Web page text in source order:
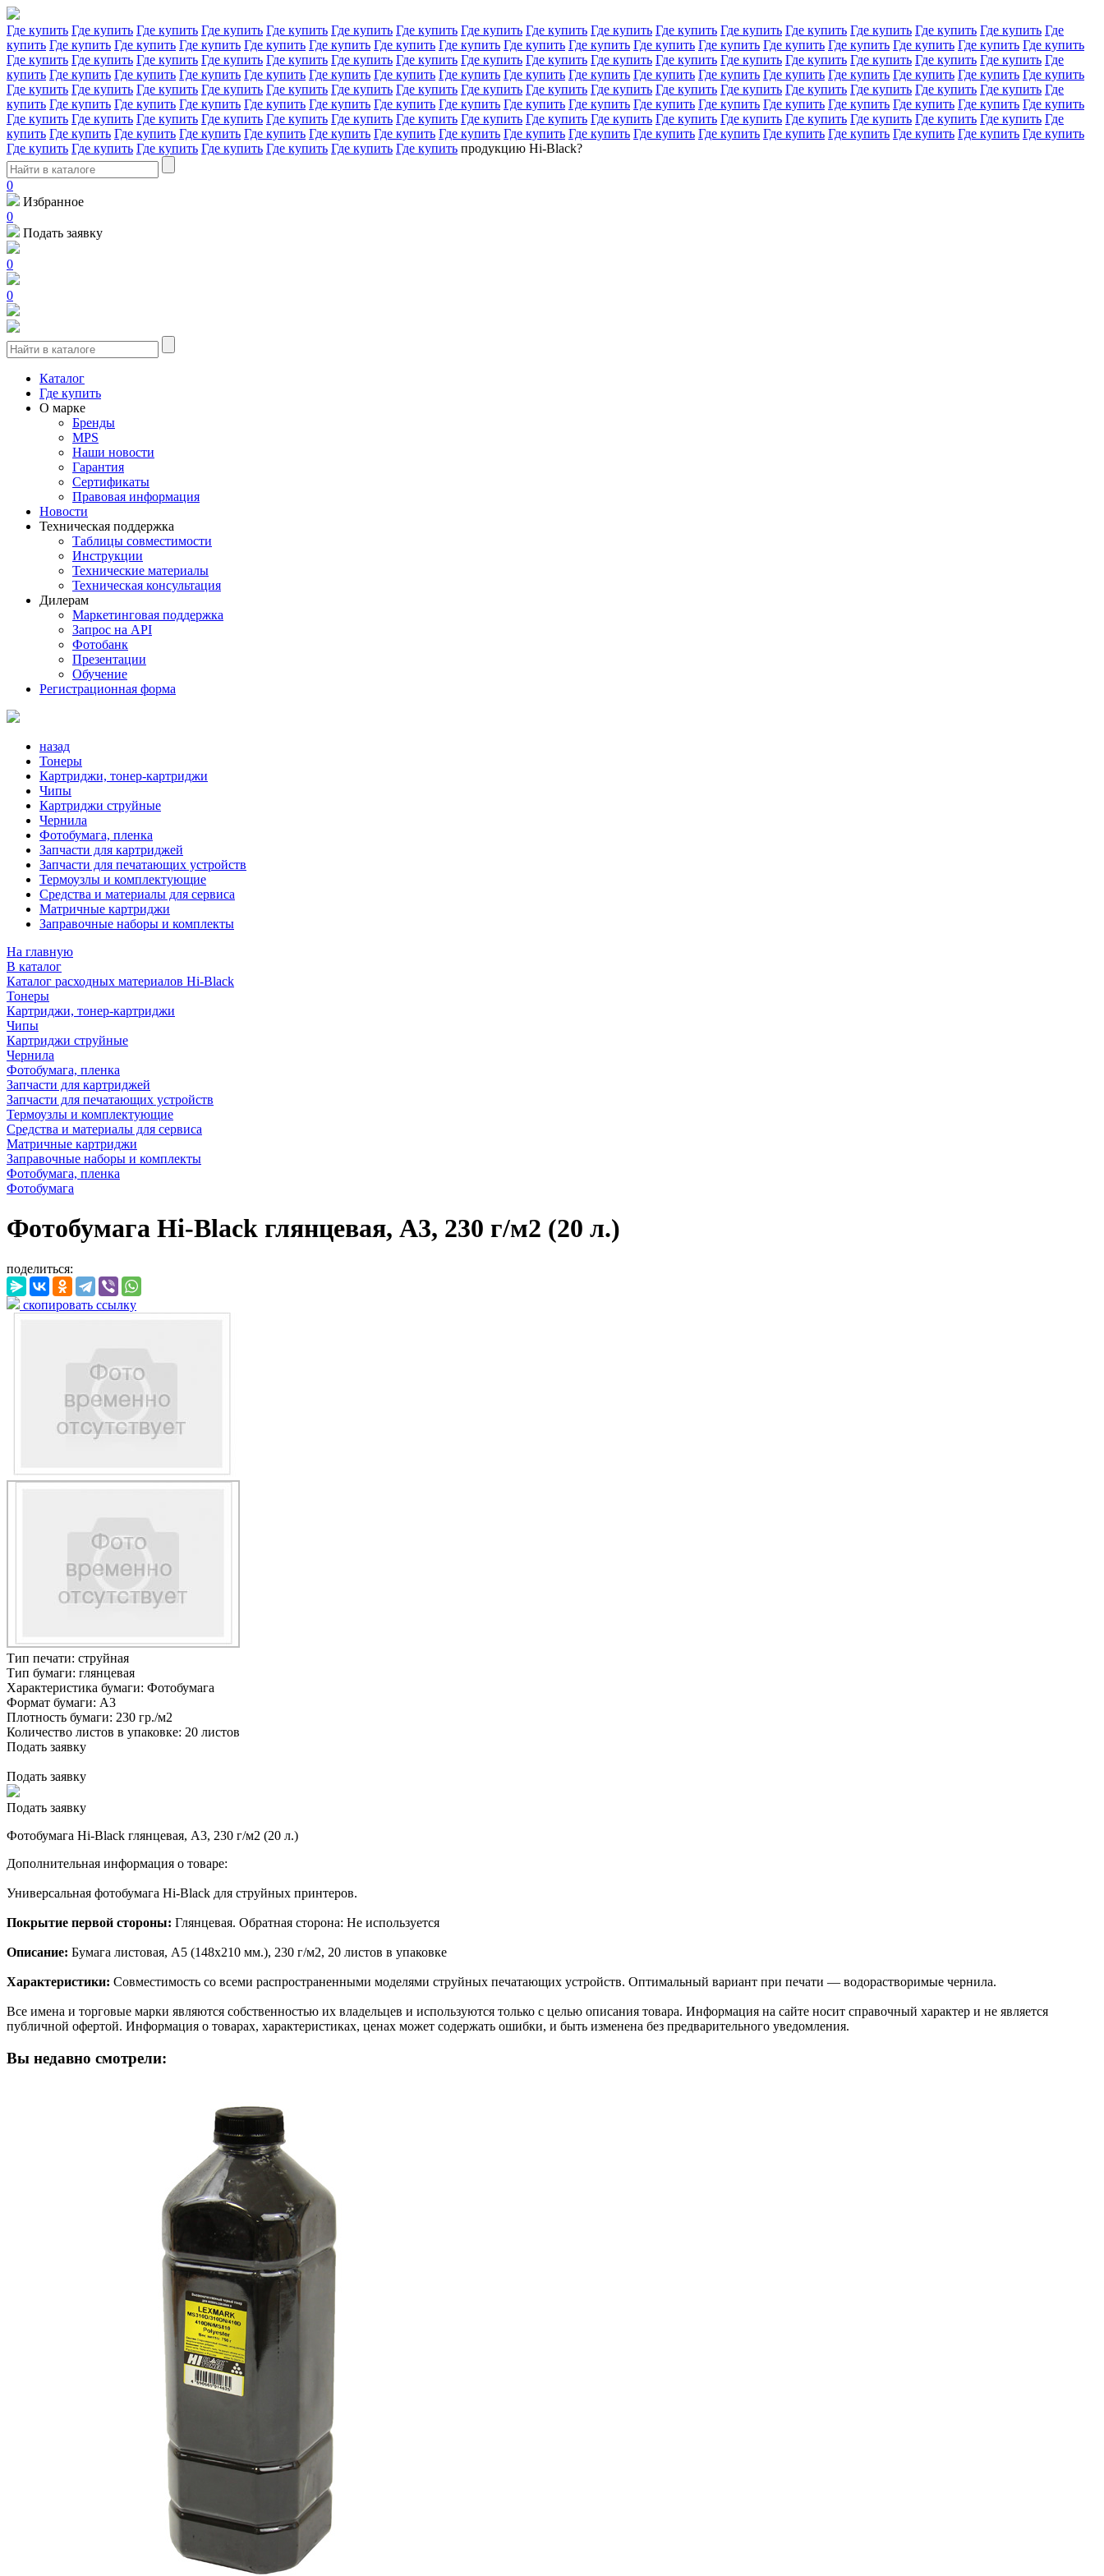
Где купить Где купить Где купить Где купить Где купить Где купить Где купить Где купить Где купить Где купить Где купить Где купить Где купить Где купить Где купить Где купить Где
купить Где купить Где купить Где купить Где купить Где купить Где купить Где купить Где купить Где купить Где купить Где купить Где купить Где купить Где купить Где купить Где купить
Где купить Где купить Где купить Где купить Где купить Где купить Где купить Где купить Где купить Где купить Где купить Где купить Где купить Где купить Где купить Где купить Где
купить Где купить Где купить Где купить Где купить Где купить Где купить Где купить Где купить Где купить Где купить Где купить Где купить Где купить Где купить Где купить Где купить
Где купить Где купить Где купить Где купить Где купить Где купить Где купить Где купить Где купить Где купить Где купить Где купить Где купить Где купить Где купить Где купить Где
купить Где купить Где купить Где купить Где купить Где купить Где купить Где купить Где купить Где купить Где купить Где купить Где купить Где купить Где купить Где купить Где купить
Где купить Где купить Где купить Где купить Где купить Где купить Где купить Где купить Где купить Где купить Где купить Где купить Где купить Где купить Где купить Где купить Где
купить Где купить Где купить Где купить Где купить Где купить Где купить Где купить Где купить Где купить Где купить Где купить Где купить Где купить Где купить Где купить Где купить
Где купить Где купить Где купить Где купить Где купить Где купить Где купить продукцию Hi-Black?
0
Избранное
0
Подать заявку
0
0
Каталог
Где купить
О марке
Бренды
MPS
Наши новости
Гарантия
Сертификаты
Правовая информация
Новости
Техническая поддержка
Таблицы совместимости
Инструкции
Технические материалы
Техническая консультация
Дилерам
Маркетинговая поддержка
Запрос на API
Фотобанк
Презентации
Обучение
Регистрационная форма
назад
Тонеры
Картриджи, тонер-картриджи
Чипы
Картриджи струйные
Чернила
Фотобумага, пленка
Запчасти для картриджей
Запчасти для печатающих устройств
Термоузлы и комплектующие
Средства и материалы для сервиса
Матричные картриджи
Заправочные наборы и комплекты
На главную
В каталог
Каталог расходных материалов Hi-Black
Тонеры
Картриджи, тонер-картриджи
Чипы
Картриджи струйные
Чернила
Фотобумага, пленка
Запчасти для картриджей
Запчасти для печатающих устройств
Термоузлы и комплектующие
Средства и материалы для сервиса
Матричные картриджи
Заправочные наборы и комплекты
Фотобумага, пленка
Фотобумага
Фотобумага Hi-Black глянцевая, A3, 230 г/м2 (20 л.)
поделиться:
скопировать ссылку
Тип печати: струйная
Тип бумаги: глянцевая
Характеристика бумаги: Фотобумага
Формат бумаги: А3
Плотность бумаги: 230 гр./м2
Количество листов в упаковке: 20 листов
Подать заявку
Подать заявку
Подать заявку
Фотобумага Hi-Black глянцевая, A3, 230 г/м2 (20 л.)
Дополнительная информация о товаре:
Универсальная фотобумага Hi-Black для струйныx принтеров.
Покрытие первой стороны: Глянцевая. Обратная сторона: Не используется
Описание: Бумага листовая, A5 (148x210 мм.), 230 г/м2, 20 листов в упаковке
Характеристики: Совместимость со всеми распространенными моделями струйных печатающих устройств. Оптимальный вариант при печати — водорастворимые чернила.
Все имена и торговые марки являются собственностью их владельцев и используются только с целью описания товара. Информация на сайте носит справочный характер и не является
публичной офертой. Информация о товарах, характеристиках, ценах может содержать ошибки, и быть изменена без предварительного уведомления.
Вы недавно смотрели: